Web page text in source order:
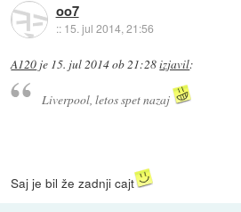
oo7
:: 15. jul 2014, 21:56
A120 je 15. jul 2014 ob 21:28izjavil:
Liverpool, letos spet nazaj
Saj je bil že zadnji cajt